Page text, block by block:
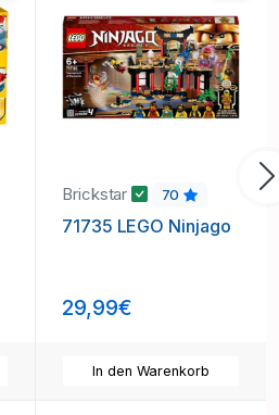
Brickstar 70
71735 LEGO Ninjago
29,99€
In den Warenkorb